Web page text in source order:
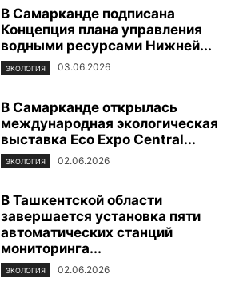
ЦЕНТР ИСЛАМСКОЙ ЦИВИЛИЗАЦИИ ЭКОЛОГИЯ
ЭКОНОМИКА И БИЗНЕС
В Самарканде подписана
Концепция плана управления
водными ресурсами Нижней...
ЭКОЛОГИЯ 03.06.2026
В Самарканде открылась
международная экологическая
выставка Eco Expo Central...
ЭКОЛОГИЯ 02.06.2026
В Ташкентской области
завершается установка пяти
автоматических станций
мониторинга...
ЭКОЛОГИЯ 02.06.2026